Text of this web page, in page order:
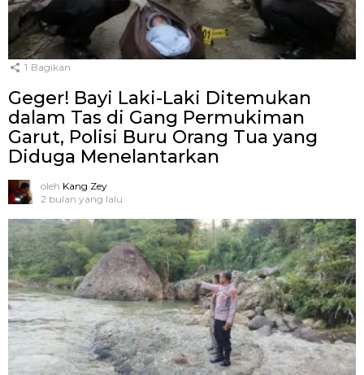
1 Bagikan
Geger! Bayi Laki-Laki Ditemukan
dalam Tas di Gang Permukiman
Garut, Polisi Buru Orang Tua yang
Diduga Menelantarkan
oleh Kang Zey
2 bulan yang lalu